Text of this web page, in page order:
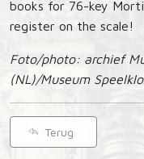
books for 76-key
register on the scale!
Foto/photo: archief
(NL)/Museum
Terug